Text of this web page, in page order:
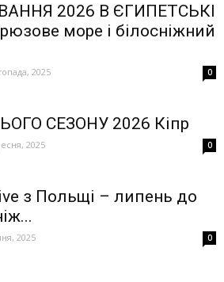
2026 В ЄГИПЕТСЬКІ
море і білосніжний
2025 0
СЕЗОНУ 2026 Кіпр
2025 0
з Польщі – липень до
2025 0